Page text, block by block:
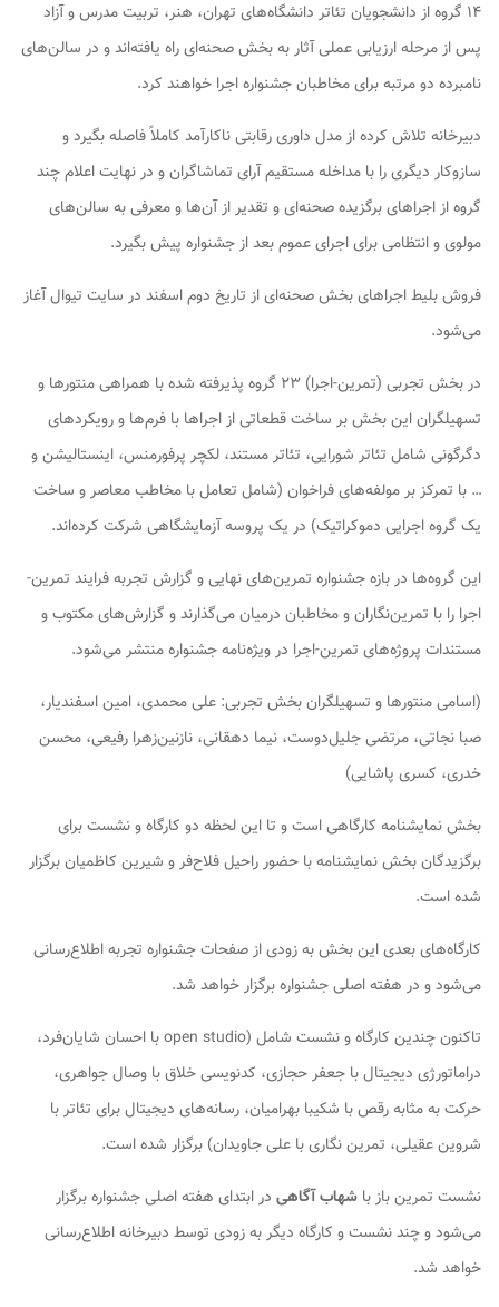
۱۴ گروه از دانشجویان تئاتر دانشگاه‌های تهران، هنر، تربیت مدرس و آزاد
پس از مرحله ارزیابی عملی آثار به بخش صحنه‌ای راه یافته‌اند و در سالن‌های
نامبرده دو مرتبه برای مخاطبان جشنواره اجرا خواهند کرد.
دبیرخانه تلاش کرده از مدل داوری رقابتی ناکارآمد کاملاً فاصله بگیرد و
سازوکار دیگری را با مداخله مستقیم آرای تماشاگران و در نهایت اعلام چند
گروه از اجراهای برگزیده صحنه‌ای و تقدیر از آن‌ها و معرفی به سالن‌های
مولوی و انتظامی برای اجرای عموم بعد از جشنواره پیش بگیرد.
فروش بلیط اجراهای بخش صحنه‌ای از تاریخ دوم اسفند در سایت تیوال آغاز
می‌شود.
در بخش تجربی (تمرین-اجرا) ۲۳ گروه پذیرفته شده با همراهی منتورها و
تسهیلگران این بخش بر ساخت قطعاتی از اجراها با فرم‌ها و رویکردهای
دگرگونی شامل تئاتر شورایی، تئاتر مستند، لکچر پرفورمنس، اینستالیشن و
… با تمرکز بر مولفه‌های فراخوان (شامل تعامل با مخاطب معاصر و ساخت
یک گروه اجرایی دموکراتیک) در یک پروسه آزمایشگاهی شرکت کرده‌اند.
این گروه‌ها در بازه جشنواره تمرین‌های نهایی و گزارش تجربه فرایند تمرین-
اجرا را با تمرین‌نگاران و مخاطبان درمیان می‌گذارند و گزارش‌های مکتوب و
مستندات پروژه‌های تمرین-اجرا در ویژه‌نامه جشنواره منتشر می‌شود.
(اسامی منتورها و تسهیلگران بخش تجربی: علی محمدی، امین اسفندیار،
صبا نجاتی، مرتضی جلیل‌دوست، نیما دهقانی، نازنین‌زهرا رفیعی، محسن
خدری، کسری پاشایی)
بخشنمایشنامه کارگاهیاست و تا این لحظه دو کارگاه و نشست برای
برگزیدگان بخش نمایشنامه با حضور راحیل فلاح‌فر و شیرین کاظمیان برگزار
شده است.
کارگاه‌های بعدی این بخش به زودی از صفحات جشنواره تجربه اطلاع‌رسانی
می‌شود و در هفته اصلی جشنواره برگزار خواهد شد.
تاکنون چندین کارگاه و نشست شامل (open studio با احسان شایان‌فرد،
دراماتورژی دیجیتال با جعفر حجازی، کدنویسی خلاق با وصال جواهری،
حرکت به مثابه رقص با شکیبا بهرامیان، رسانه‌های دیجیتال برای تئاتر با
شروین عقیلی، تمرین نگاری با علی جاویدان) برگزار شده است.
نشست تمرین بازبا شهاب آگاهی در ابتدای هفته اصلی جشنواره برگزار
می‌شود و چند نشست و کارگاه دیگر به زودی توسط دبیرخانه اطلاع‌رسانی
خواهد شد.